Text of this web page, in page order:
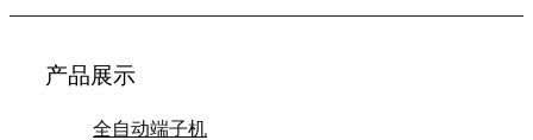
产品展示
全自动端子机